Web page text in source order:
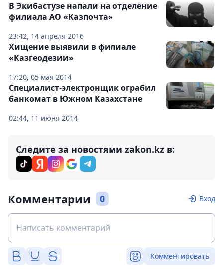
23:42, 14 апреля 2016
В Экибастузе напали на отделение
филиала АО «Казпочта»
17:20, 05 мая 2014
Хищение выявили в филиале
«Казгеодезии»
02:44, 11 июня 2014
Специалист-электронщик ограбил
банкомат в Южном Казахстане
Следите за новостями zakon.kz в:
Комментарии 0 Вход
Комментировать